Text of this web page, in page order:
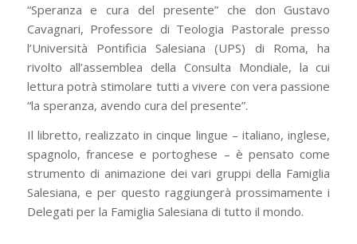
“Speranza e cura del presente” che don Gustavo
Cavagnari, Professore di Teologia Pastorale presso
l’Università Pontificia Salesiana (UPS) di Roma, ha
rivolto all’assemblea della Consulta Mondiale, la cui
lettura potrà stimolare tutti a vivere con vera passione
“la speranza, avendo cura del presente”.
Il libretto, realizzato in cinque lingue – italiano, inglese,
spagnolo, francese e portoghese – è pensato come
strumento di animazione dei vari gruppi della Famiglia
Salesiana, e per questo raggiungerà prossimamente i
Delegati per la Famiglia Salesiana di tutto il mondo.